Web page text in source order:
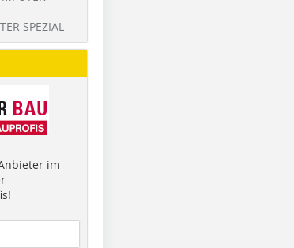
SPEZIAL
im